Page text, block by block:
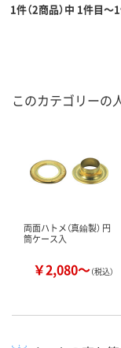
1件（2商品）中 1件目～
このカテゴリーの
両面ハトメ（真鍮製） 円
筒ケース入
￥2,080～（税込）